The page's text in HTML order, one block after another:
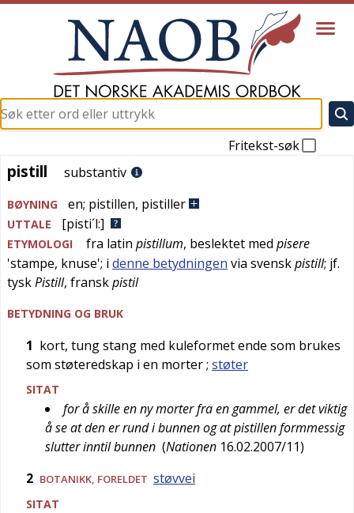
Fritekst-søk
pistill
pistill substantiv
BØYNING en; pistillen, pistiller
UTTALE [pisti´l:]
ETYMOLOGI fra latin pistillum, beslektet med pisere
'stampe, knuse'; i denne betydningen via svenskpistill; jf.
tyskPistill, franskpistil
BETYDNING OG BRUK
1 kort, tung stang med kuleformet ende som brukes
som støteredskap i en morter; støter
SITAT
for å skille en ny morter fra en gammel, er det viktig
å se at den er rund i bunnen og at pistillen formmessig
slutter inntil bunnen (Nationen 16.02.2007/11)
2 BOTANIKK, FORELDET støvvei
SITAT